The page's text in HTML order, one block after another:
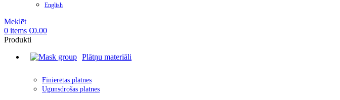
English
Meklēt
0 items €0.00
Produkti
Plātņu materiāli
Finierētas plātnes
Ugunsdrošas platnes